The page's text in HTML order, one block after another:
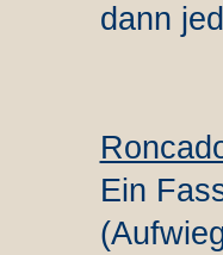
dann
Ein